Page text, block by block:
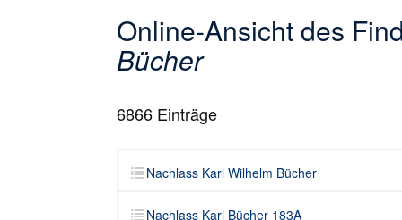
Online-Ansicht des
Bücher
6866 Einträge
Nachlass Karl Wilhelm Bücher
Nachlass Karl Bücher 183A